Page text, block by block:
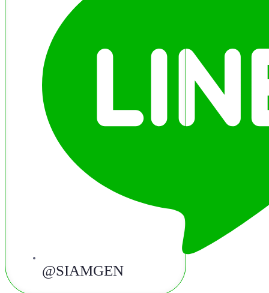
@SIAMGEN